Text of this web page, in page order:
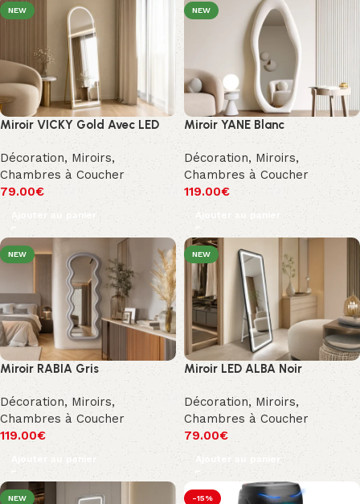
NEW
Miroir VICKY Gold Avec LED
Décoration, Miroirs,
Chambres à Coucher
79.00€
Ajouter au panier
NEW
Miroir YANE Blanc
Décoration, Miroirs,
Chambres à Coucher
119.00€
Ajouter au panier
NEW
Miroir RABIA Gris
Décoration, Miroirs,
Chambres à Coucher
119.00€
Ajouter au panier
NEW
Miroir LED ALBA Noir
Décoration, Miroirs,
Chambres à Coucher
79.00€
Ajouter au panier
NEW
-15%